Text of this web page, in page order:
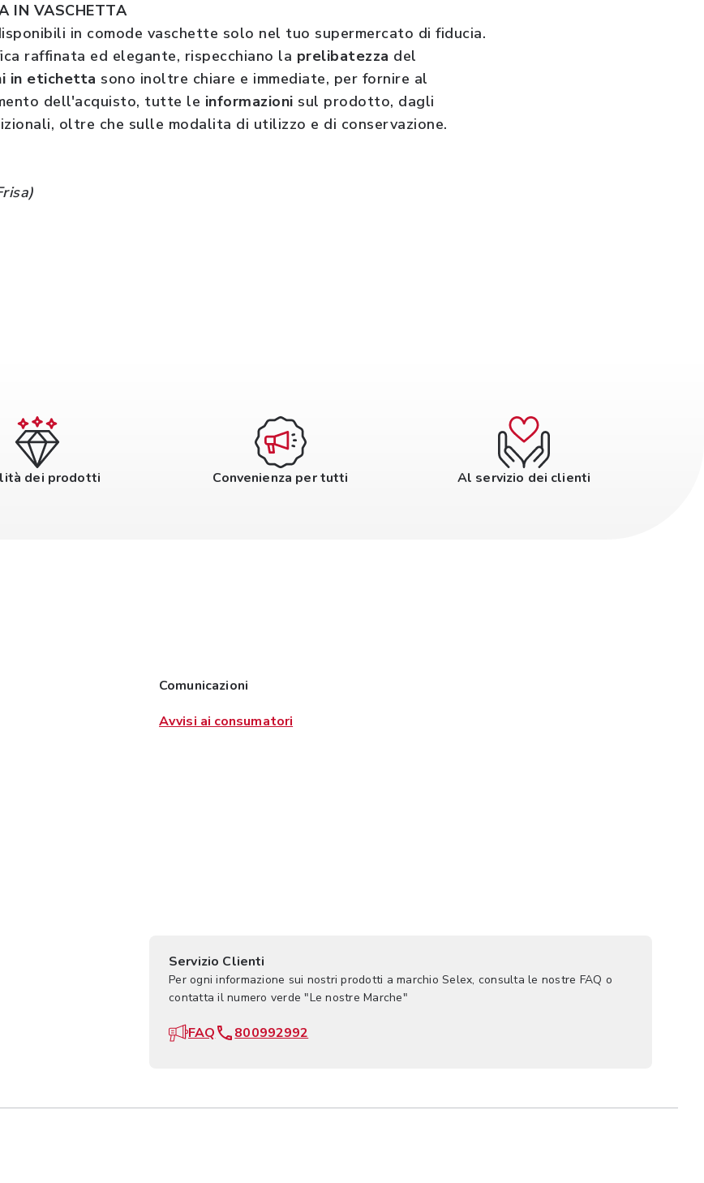
IN VASCHETTA
in comode vaschette solo nel tuo supermercato di fiducia.
raffinata ed elegante, rispecchiano la prelibatezza del
in etichetta sono inoltre chiare e immediate, per fornire al
dell'acquisto, tutte le informazioni sul prodotto, dagli
oltre che sulle modalita di utilizzo e di conservazione.
dei prodotti Convenienza per tutti Al servizio dei clienti
Comunicazioni
Avvisi ai consumatori
Servizio Clienti
Per ogni informazione sui nostri prodotti a marchio Selex, consulta le nostre FAQ o
contatta il numero verde "Le nostre Marche"
FAQ 800992992